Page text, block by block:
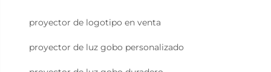
proyector de logotipo en venta
proyector de luz gobo personalizado